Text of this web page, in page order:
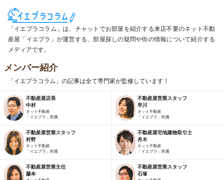
「イエプラコラム」は、チャットでお部屋を紹介する来店不要のネット不動
産屋「イエプラ」が運営する、部屋探しの疑問や街の情報について紹介する
メディアです。
メンバー紹介
「イエプラコラム」の記事は全て専門家が監修しています！
不動産屋店長
中村
ネット不動産
「イエプラ」所属
不動産屋営業スタッフ
早川
ネット不動産
「イエプラ」所属
不動産屋営業スタッフ
村野
ネット不動産
「イエプラ」所属
不動産屋宅地建物取引士
舟木
ネット不動産
「イエプラ」所属
不動産屋営業主任
藤本
不動産屋営業スタッフ
石塚